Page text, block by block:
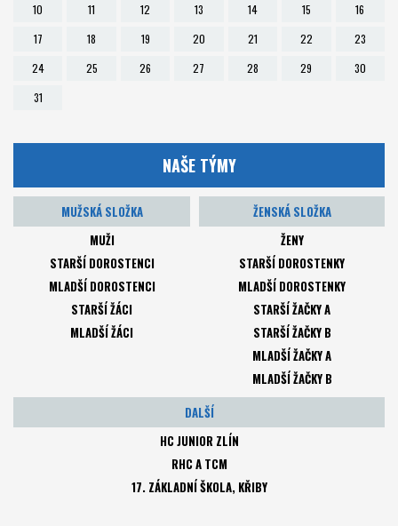
10
11 12 13 14 15
16
17
18 19 20 21 22
23
24
25 26 27 28 29
30
31
NAŠE TÝMY
MUŽSKÁ SLOŽKA
MUŽI
STARŠÍ DOROSTENCI
MLADŠÍ DOROSTENCI
STARŠÍ ŽÁCI
MLADŠÍ ŽÁCI
ŽENSKÁ SLOŽKA
ŽENY
STARŠÍ DOROSTENKY
MLADŠÍ DOROSTENKY
STARŠÍ ŽAČKY A
STARŠÍ ŽAČKY B
MLADŠÍ ŽAČKY A
MLADŠÍ ŽAČKY B
DALŠÍ
HC JUNIOR ZLÍN
RHC A TCM
17. ZÁKLADNÍ ŠKOLA, KŘIBY